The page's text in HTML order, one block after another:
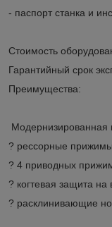
- паспорт станка и
Стоимость
Гарантийный срок
Преимущества:
Модернизированная
? рессорные прижимы
? 4 приводных
? когтевая защита на
? расклинивающие